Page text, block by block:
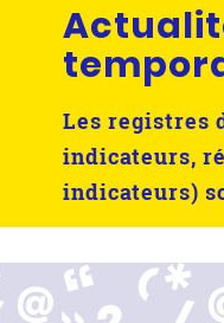
Les registres
indicateurs,
indicateurs)